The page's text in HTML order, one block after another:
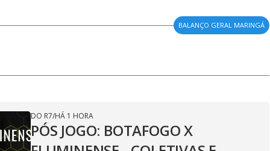
BALANÇO GERAL MARINGÁ
DO R7/HÁ 1 HORA
PÓS JOGO: BOTAFOGO X